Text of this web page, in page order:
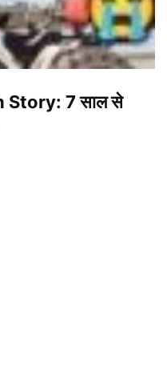
Story: 7 साल से